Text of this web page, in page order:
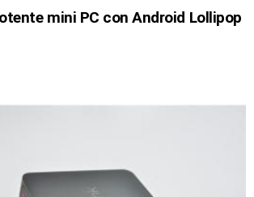
mini PC con Android Lollipop